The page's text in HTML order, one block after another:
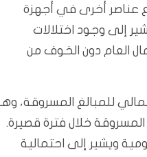
أخرى في أجهزة
إلى وجود اختلالات
العام دون الخوف من
للمبالغ المسروقة،
خلال فترة قصيرة.
ويشير إلى احتمالية